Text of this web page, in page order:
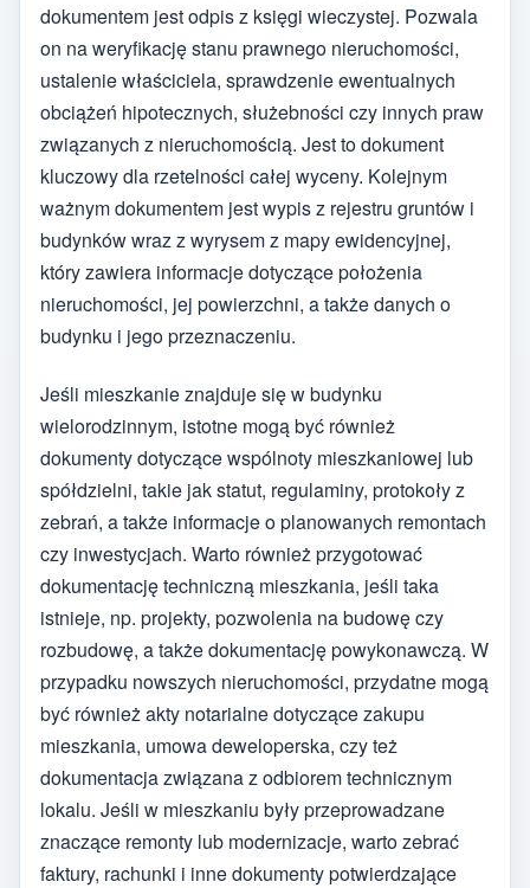
dokumentem jest odpis z księgi wieczystej. Pozwala
on na weryfikację stanu prawnego nieruchomości,
ustalenie właściciela, sprawdzenie ewentualnych
obciążeń hipotecznych, służebności czy innych praw
związanych z nieruchomością. Jest to dokument
kluczowy dla rzetelności całej wyceny. Kolejnym
ważnym dokumentem jest wypis z rejestru gruntów i
budynków wraz z wyrysem z mapy ewidencyjnej,
który zawiera informacje dotyczące położenia
nieruchomości, jej powierzchni, a także danych o
budynku i jego przeznaczeniu.
Jeśli mieszkanie znajduje się w budynku
wielorodzinnym, istotne mogą być również
dokumenty dotyczące wspólnoty mieszkaniowej lub
spółdzielni, takie jak statut, regulaminy, protokoły z
zebrań, a także informacje o planowanych remontach
czy inwestycjach. Warto również przygotować
dokumentację techniczną mieszkania, jeśli taka
istnieje, np. projekty, pozwolenia na budowę czy
rozbudowę, a także dokumentację powykonawczą. W
przypadku nowszych nieruchomości, przydatne mogą
być również akty notarialne dotyczące zakupu
mieszkania, umowa deweloperska, czy też
dokumentacja związana z odbiorem technicznym
lokalu. Jeśli w mieszkaniu były przeprowadzane
znaczące remonty lub modernizacje, warto zebrać
faktury, rachunki i inne dokumenty potwierdzające